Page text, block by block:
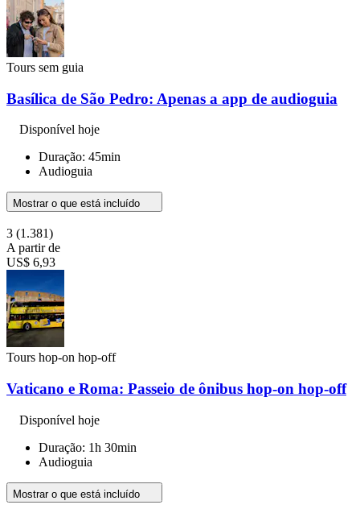
Tours sem guia
Basílica de São Pedro: Apenas a app de audioguia
Disponível hoje
Duração: 45min
Audioguia
Mostrar o que está incluído
3 (1.381)
A partir de
US$ 6,93
Tours hop-on hop-off
Vaticano e Roma: Passeio de ônibus hop-on hop-off
Disponível hoje
Duração: 1h 30min
Audioguia
Mostrar o que está incluído